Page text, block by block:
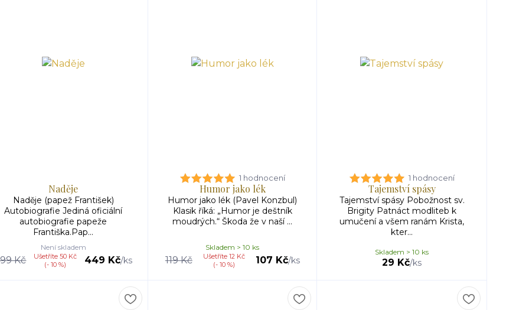
Naděje
Naděje (papež František)
Autobiografie Jediná oficiální
autobiografie papeže
Františka.Pap...
Kč
Ušetříte 50 Kč
(- 10 %)
449 Kč/ks
Není skladem
1 hodnocení
Humor jako lék
Humor jako lék (Pavel Konzbul)
Klasik říká: „Humor je deštník
moudrých.“ Škoda že v naší ...
119 Kč
Ušetříte 12 Kč
(- 10 %)
107 Kč/ks
Skladem > 10 ks
1 hodnocení
Tajemství spásy
Tajemství spásy Pobožnost sv.
Brigity Patnáct modliteb k
umučení a všem ranám Krista,
kter...
29 Kč/ks
Skladem > 10 ks